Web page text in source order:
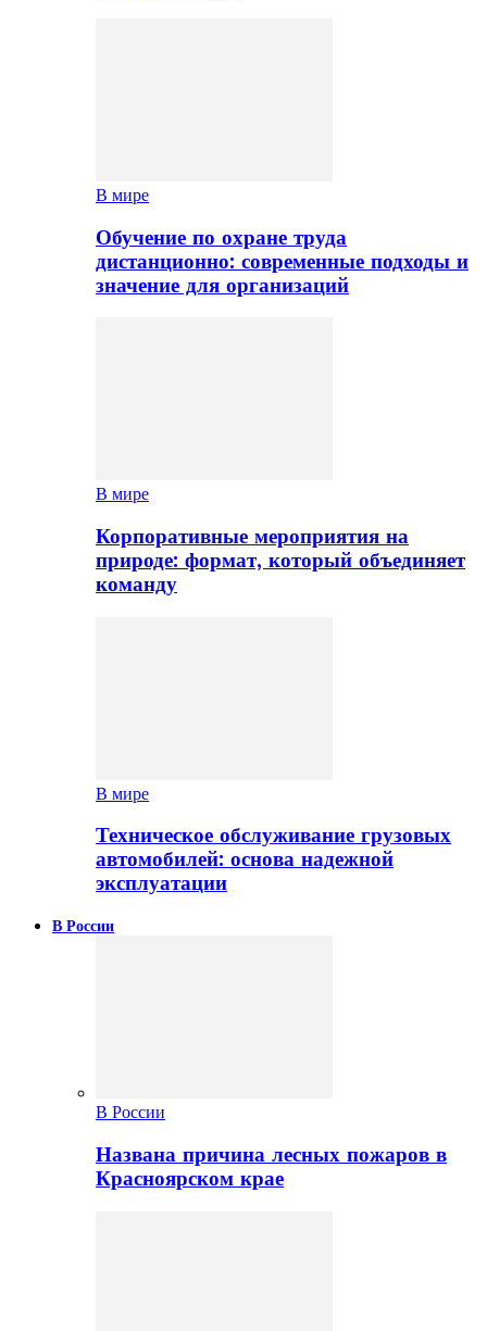
В мире
Обучение по охране труда
дистанционно: современные подходы и
значение для организаций
В мире
Корпоративные мероприятия на
природе: формат, который объединяет
команду
В мире
Техническое обслуживание грузовых
автомобилей: основа надежной
эксплуатации
В России
В России
Названа причина лесных пожаров в
Красноярском крае